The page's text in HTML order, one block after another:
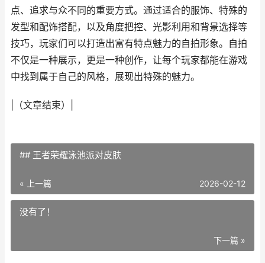
点、追求与众不同的重要方式。通过适合的服饰、特殊的
发型和配饰搭配，以及角度把控、光影利用和背景选择等
技巧，玩家们可以打造出富有特点魅力的自拍形象。自拍
不仅是一种展示，更是一种创作，让每个玩家都能在游戏
中找到属于自己的风格，展现出特殊的魅力。
|（文章结束）|
## 王者荣耀泳池派对皮肤
« 上一篇 2026-02-12
没有了！
下一篇 »